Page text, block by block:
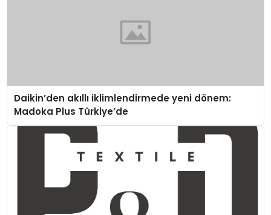
Daikin’den akıllı iklimlendirmede yeni dönem:
Madoka Plus Türkiye’de